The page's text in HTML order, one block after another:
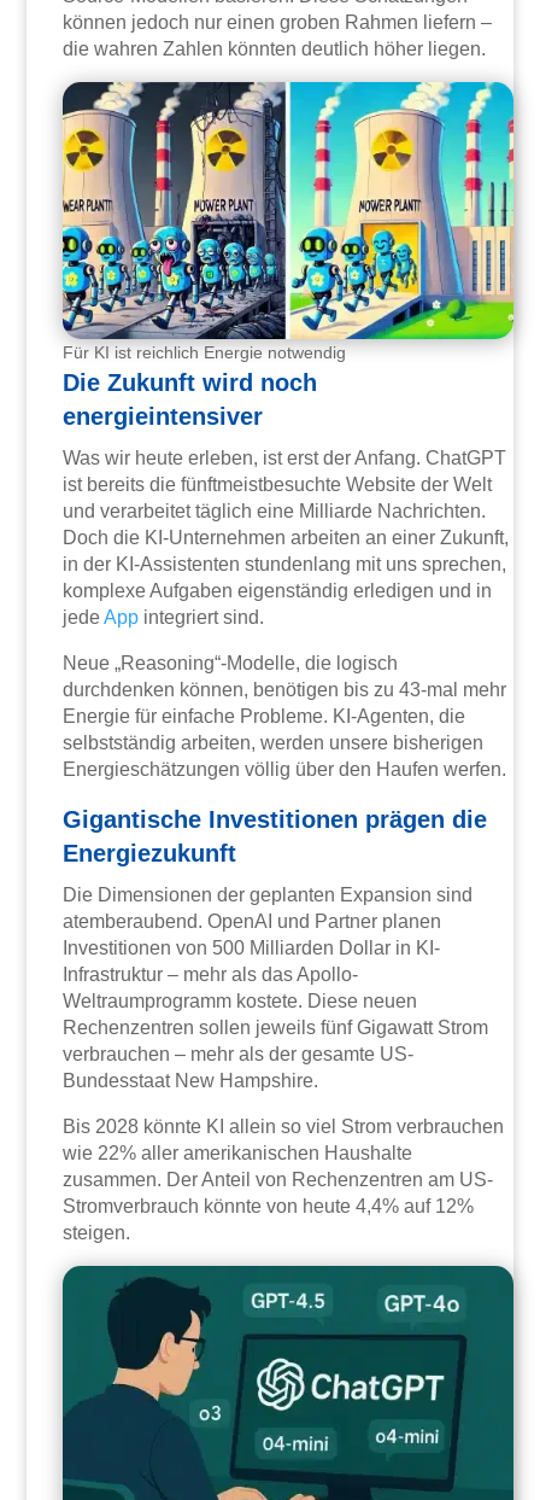
können jedoch nur einen groben Rahmen liefern –
die wahren Zahlen könnten deutlich höher liegen.
Für KI ist reichlich Energie notwendig
Die Zukunft wird noch
energieintensiver
Was wir heute erleben, ist erst der Anfang. ChatGPT
ist bereits die fünftmeistbesuchte Website der Welt
und verarbeitet täglich eine Milliarde Nachrichten.
Doch die KI-Unternehmen arbeiten an einer Zukunft,
in der KI-Assistenten stundenlang mit uns sprechen,
komplexe Aufgaben eigenständig erledigen und in
jedeApp integriert sind.
Neue „Reasoning“-Modelle, die logisch
durchdenken können, benötigen bis zu 43-mal mehr
Energie für einfache Probleme. KI-Agenten, die
selbstständig arbeiten, werden unsere bisherigen
Energieschätzungen völlig über den Haufen werfen.
Gigantische Investitionen prägen die
Energiezukunft
Die Dimensionen der geplanten Expansion sind
atemberaubend. OpenAI und Partner planen
Investitionen von 500 Milliarden Dollar in KI-
Infrastruktur – mehr als das Apollo-
Weltraumprogramm kostete. Diese neuen
Rechenzentren sollen jeweils fünf Gigawatt Strom
verbrauchen – mehr als der gesamte US-
Bundesstaat New Hampshire.
Bis 2028 könnte KI allein so viel Strom verbrauchen
wie 22% aller amerikanischen Haushalte
zusammen. Der Anteil von Rechenzentren am US-
Stromverbrauch könnte von heute 4,4% auf 12%
steigen.